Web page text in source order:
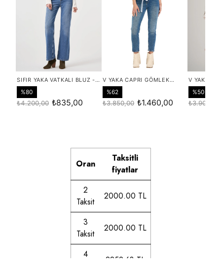
Oran
Taksitli
fiyatlar
2
Taksit
2000.00 TL
3
Taksit
2000.00 TL
4
2259.63 TL